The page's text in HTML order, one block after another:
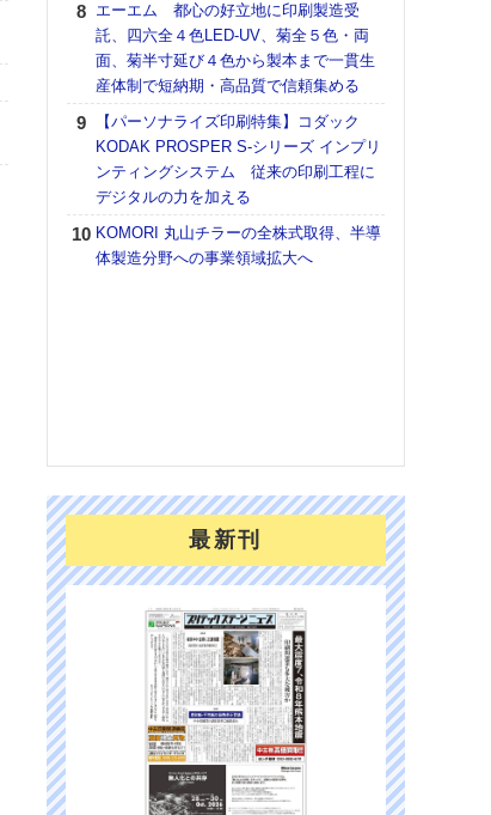
エーエム 都心の好立地に印刷製造受
託、四六全４色LED-UV、菊全５色・両
面、菊半寸延び４色から製本まで一貫生
産体制で短納期・高品質で信頼集める
【パーソナライズ印刷特集】コダック
KODAK PROSPER S-シリーズ インプリ
ンティングシステム 従来の印刷工程に
デジタルの力を加える
KOMORI 丸山チラーの全株式取得、半導
体製造分野への事業領域拡大へ
最新刊